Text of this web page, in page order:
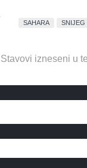
SAHARA SNIJEG
Stavovi izneseni u